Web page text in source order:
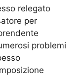
relegato
per
problemi